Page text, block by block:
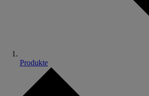
Produkte